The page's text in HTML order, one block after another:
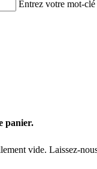
Entrez votre mot-clé
panier.
vide. Laissez-